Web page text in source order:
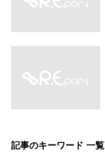
記事のキーワード 一覧